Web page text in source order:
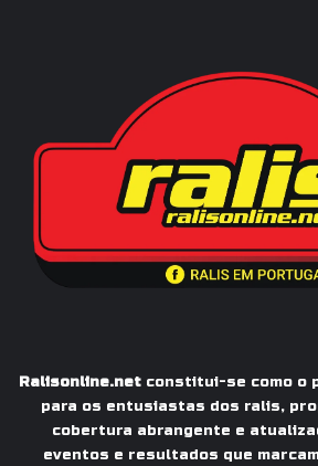
Ralisonline.netconstitui-se como o
para os entusiastas dos ralis,
cobertura abrangente e
eventos e resultados que